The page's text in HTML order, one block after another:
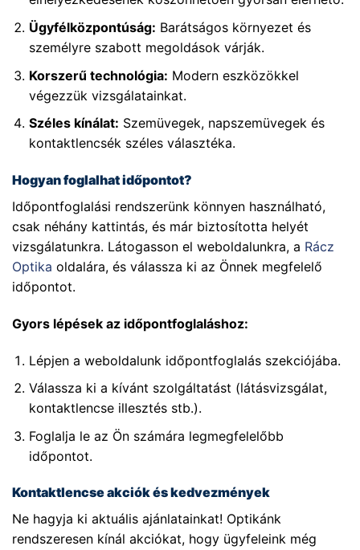
Ügyfélközpontúság: Barátságos környezet és
személyre szabott megoldások várják.
Korszerű technológia: Modern eszközökkel
végezzük vizsgálatainkat.
Széles kínálat: Szemüvegek, napszemüvegek és
kontaktlencsék széles választéka.
Hogyan foglalhat időpontot?
Időpontfoglalási rendszerünk könnyen használható,
csak néhány kattintás, és már biztosította helyét
vizsgálatunkra. Látogasson el weboldalunkra, a Rácz
Optika oldalára, és válassza ki az Önnek megfelelő
időpontot.
Gyors lépések az időpontfoglaláshoz:
Lépjen a weboldalunk időpontfoglalás szekciójába.
Válassza ki a kívánt szolgáltatást (látásvizsgálat,
kontaktlencse illesztés stb.).
Foglalja le az Ön számára legmegfelelőbb
időpontot.
Kontaktlencse akciók és kedvezmények
Ne hagyja ki aktuális ajánlatainkat! Optikánk
rendszeresen kínál akciókat, hogy ügyfeleink még